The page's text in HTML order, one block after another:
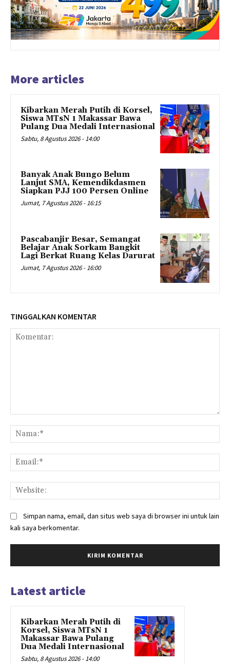
More articles
Kibarkan Merah Putih di Korsel,
Siswa MTsN 1 Makassar Bawa
Pulang Dua Medali Internasional
Sabtu, 8 Agustus 2026 - 14:00
Banyak Anak Bungo Belum
Lanjut SMA, Kemendikdasmen
Siapkan PJJ 100 Persen Online
Jumat, 7 Agustus 2026 - 16:15
Pascabanjir Besar, Semangat
Belajar Anak Sorkam Bangkit
Lagi Berkat Ruang Kelas Darurat
Jumat, 7 Agustus 2026 - 16:00
TINGGALKAN KOMENTAR
Simpan nama, email, dan situs web saya di browser ini untuk lain
kali saya berkomentar.
Latest article
Kibarkan Merah Putih di
Korsel, Siswa MTsN 1
Makassar Bawa Pulang
Dua Medali Internasional
Sabtu, 8 Agustus 2026 - 14:00